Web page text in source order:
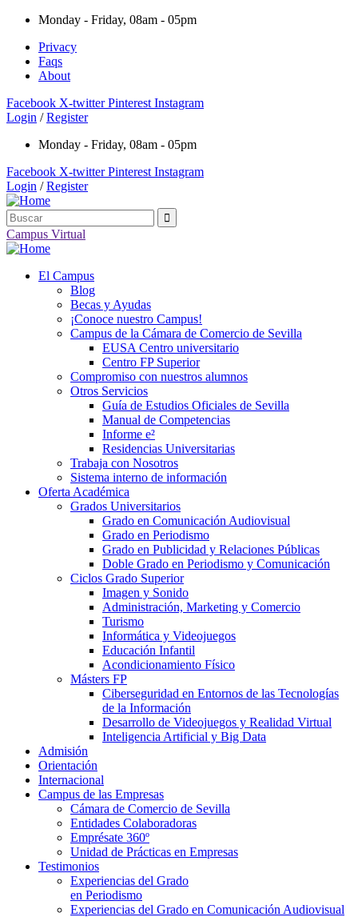
Monday - Friday, 08am - 05pm
Privacy
Faqs
About
Facebook X-twitter Pinterest Instagram
Login / Register
Monday - Friday, 08am - 05pm
Facebook X-twitter Pinterest Instagram
Login / Register
Campus Virtual
El Campus
Blog
Becas y Ayudas
¡Conoce nuestro Campus!
Campus de la Cámara de Comercio de Sevilla
EUSA Centro universitario
Centro FP Superior
Compromiso con nuestros alumnos
Otros Servicios
Guía de Estudios Oficiales de Sevilla
Manual de Competencias
Informe e²
Residencias Universitarias
Trabaja con Nosotros
Sistema interno de información
Oferta Académica
Grados Universitarios
Grado en Comunicación Audiovisual
Grado en Periodismo
Grado en Publicidad y Relaciones Públicas
Doble Grado en Periodismo y Comunicación
Ciclos Grado Superior
Imagen y Sonido
Administración, Marketing y Comercio
Turismo
Informática y Videojuegos
Educación Infantil
Acondicionamiento Físico
Másters FP
Ciberseguridad en Entornos de las Tecnologías
de la Información
Desarrollo de Videojuegos y Realidad Virtual
Inteligencia Artificial y Big Data
Admisión
Orientación
Internacional
Campus de las Empresas
Cámara de Comercio de Sevilla
Entidades Colaboradoras
Emprésate 360º
Unidad de Prácticas en Empresas
Testimonios
Experiencias del Grado
en Periodismo
Experiencias del Grado en Comunicación Audiovisual